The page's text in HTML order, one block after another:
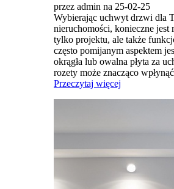
przez admin na 25-02-25
Wybierając uchwyt drzwi dla
nieruchomości, konieczne jest
tylko projektu, ale także
często pomijanym aspektem
okrągła lub owalna płyta za
rozety może znacząco
Przeczytaj więcej